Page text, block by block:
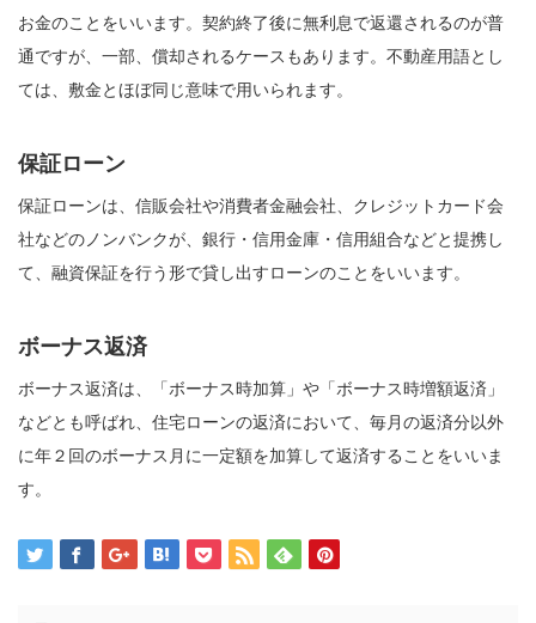
お金のことをいいます。契約終了後に無利息で返還されるのが普
通ですが、一部、償却されるケースもあります。不動産用語とし
ては、敷金とほぼ同じ意味で用いられます。
保証ローン
保証ローンは、信販会社や消費者金融会社、クレジットカード会
社などのノンバンクが、銀行・信用金庫・信用組合などと提携し
て、融資保証を行う形で貸し出すローンのことをいいます。
ボーナス返済
ボーナス返済は、「ボーナス時加算」や「ボーナス時増額返済」
などとも呼ばれ、住宅ローンの返済において、毎月の返済分以外
に年２回のボーナス月に一定額を加算して返済することをいいま
す。